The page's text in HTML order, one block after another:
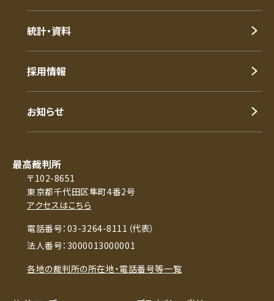
統計・資料
採用情報
お知らせ
最高裁判所
〒102-8651
東京都千代田区隼町4番2号
アクセスはこちら
電話番号：03-3264-8111（代表）
法人番号：3000013000001
各地の裁判所の所在地・電話番号等一覧